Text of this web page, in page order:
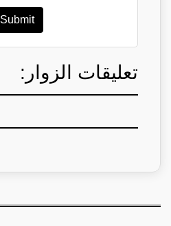
Submit
تعليقات الزوار: